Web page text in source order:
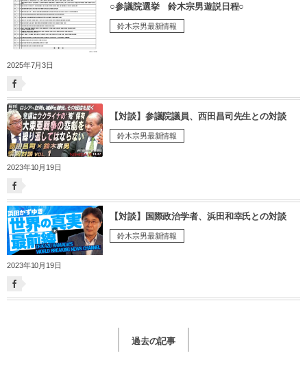
○参議院選挙 鈴木宗男遊説日程○
鈴木宗男最新情報
2025年7月3日
【対談】参議院議員、西田昌司先生との対談
鈴木宗男最新情報
2023年10月19日
【対談】国際政治学者、浜田和幸氏との対談
鈴木宗男最新情報
2023年10月19日
過去の記事